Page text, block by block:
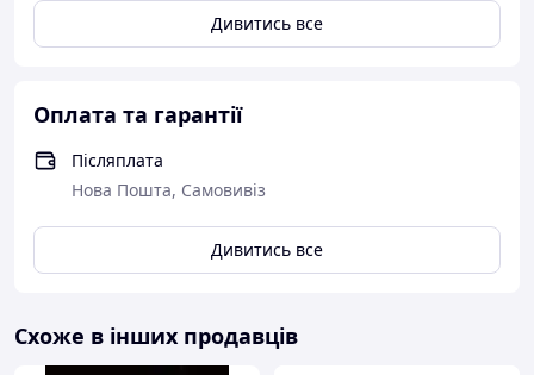
Дивитись все
Оплата та гарантії
Післяплата
Нова Пошта, Самовивіз
Дивитись все
Схоже в інших продавців